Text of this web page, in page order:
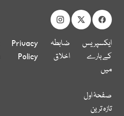
ایکسپریس
کے بارے
میں
ضابطہ
اخلاق
Privacy
Policy
صفحۂ اول
تازہ ترین